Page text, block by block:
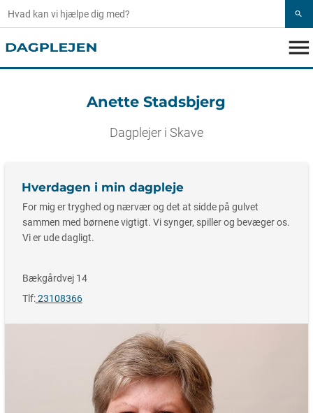
search
menu
Anette Stadsbjerg
Dagplejer i Skave
Hverdagen i min dagpleje
For mig er tryghed og nærvær og det at sidde på gulvet
sammen med børnene vigtigt. Vi synger, spiller og bevæger os.
Vi er ude dagligt.
Bækgårdvej 14
Tlf:23108366